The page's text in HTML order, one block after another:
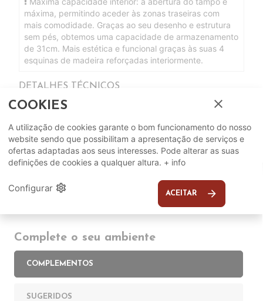
máxima, permitindo aceder às zonas traseiras com
mais comodidade. Graças ao seu desenho e estrutura
sem pés, obtemos uma capacidade de armazenamento
de 31cm. Mais estética e funcional graças às suas 4
esquinas de madeira reforçadas interiormente.
DETALHES TÉCNICOS
Características Físicas
Medidas Colchão 200 x 105 cm
Complete o seu ambiente
COMPLEMENTOS
SUGERIDOS
COOKIES close
A utilização de cookies garante o bom funcionamento do nosso
website sendo que possibilitam a apresentação de serviços e
ofertas adaptadas aos seus interesses. Pode alterar as suas
definições de cookies a qualquer altura. + info
Configurar settings ACEITAR arrow_forward